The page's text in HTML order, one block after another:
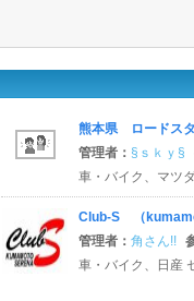
熊本県 ロードス
管理者： §ｓｋｙ§
車・バイク、マツ
Club‐S （
管理者： 角さん!!
車・バイク、日産